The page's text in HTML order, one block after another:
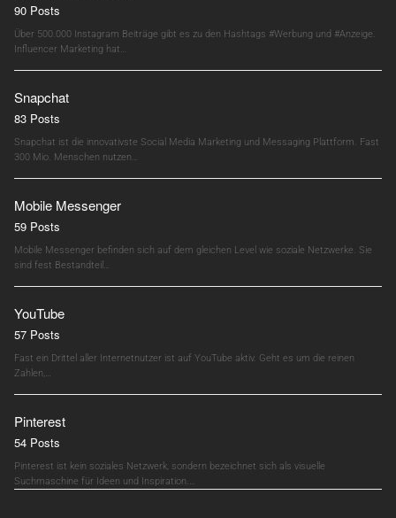
90 Posts
Über 500.000 Instagram Beiträge gibt es zu den Hashtags #Werbung und #Anzeige.
Influencer Marketing hat…
Snapchat
83 Posts
Snapchat ist die innovativste Social Media Marketing und Messaging Plattform. Fast
300 Mio. Menschen nutzen…
Mobile Messenger
59 Posts
Mobile Messenger befinden sich auf dem gleichen Level wie soziale Netzwerke. Sie
sind fest Bestandteil…
YouTube
57 Posts
Fast ein Drittel aller Internetnutzer ist auf YouTube aktiv. Geht es um die reinen
Zahlen,…
Pinterest
54 Posts
Pinterest ist kein soziales Netzwerk, sondern bezeichnet sich als visuelle
Suchmaschine für Ideen und Inspiration.…